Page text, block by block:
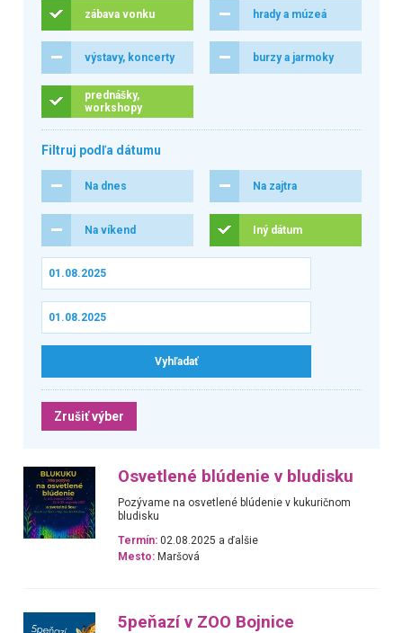
zábava vonku hrady a múzeá
výstavy, koncerty burzy a jarmoky
prednášky,
workshopy
Filtruj podľa dátumu
Na dnes Na zajtra
Na víkend Iný dátum
Zrušiť výber
Osvetlené blúdenie v bludisku
Pozývame na osvetlené blúdenie v kukuričnom
bludisku
Termín: 02.08.2025 a ďalšie
Mesto: Maršová
5peňazí v ZOO Bojnice